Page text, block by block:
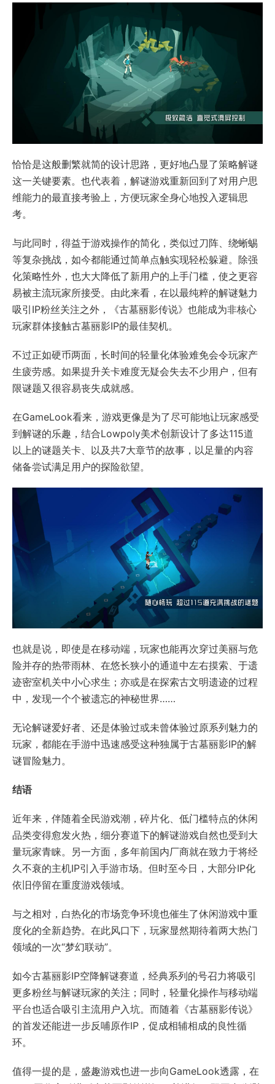
恰恰是这般删繁就简的设计思路，更好地凸显了策略解谜
这一关键要素。也代表着，解谜游戏重新回到了对用户思
维能力的最直接考验上，方便玩家全身心地投入逻辑思
考。
与此同时，得益于游戏操作的简化，类似过刀阵、绕蜥蜴
等复杂挑战，如今都能通过简单点触实现轻松躲避。除强
化策略性外，也大大降低了新用户的上手门槛，使之更容
易被主流玩家所接受。由此来看，在以最纯粹的解谜魅力
吸引IP粉丝关注之外，《古墓丽影传说》也能成为非核心
玩家群体接触古墓丽影IP的最佳契机。
不过正如硬币两面，长时间的轻量化体验难免会令玩家产
生疲劳感。如果提升关卡难度无疑会失去不少用户，但有
限谜题又很容易丧失成就感。
在GameLook看来，游戏更像是为了尽可能地让玩家感受
到解谜的乐趣，结合Lowpoly美术创新设计了多达115道
以上的谜题关卡、以及共7大章节的故事，以足量的内容
储备尝试满足用户的探险欲望。
也就是说，即使是在移动端，玩家也能再次穿过美丽与危
险并存的热带雨林、在悠长狭小的通道中左右摸索、于遗
迹密室机关中小心求生；亦或是在探索古文明遗迹的过程
中，发现一个个被遗忘的神秘世界……
无论解谜爱好者、还是体验过或未曾体验过原系列魅力的
玩家，都能在手游中迅速感受这种独属于古墓丽影IP的解
谜冒险魅力。
结语
近年来，伴随着全民游戏潮，碎片化、低门槛特点的休闲
品类变得愈发火热，细分赛道下的解谜游戏自然也受到大
量玩家青睐。另一方面，多年前国内厂商就在致力于将经
久不衰的主机IP引入手游市场。但时至今日，大部分IP化
依旧停留在重度游戏领域。
与之相对，白热化的市场竞争环境也催生了休闲游戏中重
度化的全新趋势。在此风口下，玩家显然期待着两大热门
领域的一次“梦幻联动”。
如今古墓丽影IP空降解谜赛道，经典系列的号召力将吸引
更多粉丝与解谜玩家的关注；同时，轻量化操作与移动端
平台也适合吸引主流用户入坑。而随着《古墓丽影传说》
的首发还能进一步反哺原作IP，促成相辅相成的良性循
环。
值得一提的是，盛趣游戏也进一步向GameLook透露，在